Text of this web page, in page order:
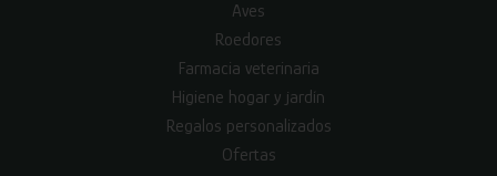
Aves
Roedores
Farmacia veterinaria
Higiene hogar y jardín
Regalos personalizados
Ofertas